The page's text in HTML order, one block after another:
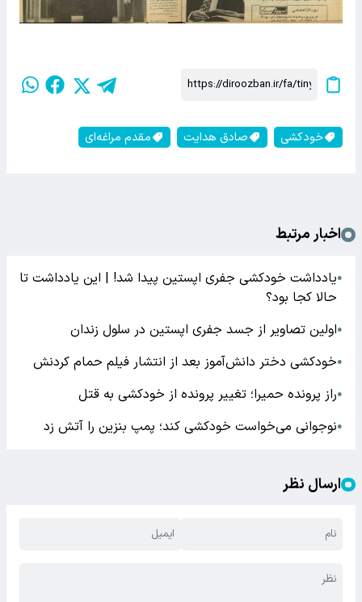
خودکشی صادق هدایت مقدم مراغه‌ای
اخبار مرتبط
●یادداشت خودکشی جفری اپستین پیدا شد! | این یادداشت تا
حالا کجا بود؟
●اولین تصاویر از جسد جفری اپستین در سلول زندان
●خودکشی دختر دانش‌آموز بعد از انتشار فیلم حمام کردنش
●راز پرونده حمیرا؛ تغییر پرونده از خودکشی به قتل
●نوجوانی می‌خواست خودکشی کند؛ پمپ بنزین را آتش زد
ارسال نظر